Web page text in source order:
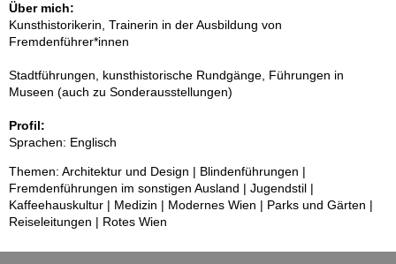
Über mich:
Kunsthistorikerin, Trainerin in der Ausbildung von
Fremdenführer*innen
Stadtführungen, kunsthistorische Rundgänge, Führungen in
Museen (auch zu Sonderausstellungen)
Profil:
Sprachen: Englisch
Themen: Architektur und Design | Blindenführungen |
Fremdenführungen im sonstigen Ausland | Jugendstil |
Kaffeehauskultur | Medizin | Modernes Wien | Parks und Gärten |
Reiseleitungen | Rotes Wien